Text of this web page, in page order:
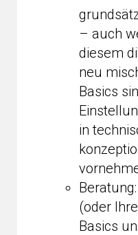
– auch
diesem
neu
Basics
in
(oder
Basics